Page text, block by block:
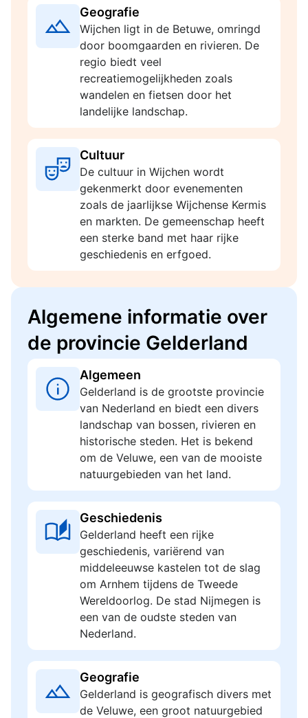
Geografie
Wijchen ligt in de Betuwe, omringd
door boomgaarden en rivieren. De
regio biedt veel
recreatiemogelijkheden zoals
wandelen en fietsen door het
landelijke landschap.
Cultuur
De cultuur in Wijchen wordt
gekenmerkt door evenementen
zoals de jaarlijkse Wijchense Kermis
en markten. De gemeenschap heeft
een sterke band met haar rijke
geschiedenis en erfgoed.
Algemene informatie over
de provincie Gelderland
Algemeen
Gelderland is de grootste provincie
van Nederland en biedt een divers
landschap van bossen, rivieren en
historische steden. Het is bekend
om de Veluwe, een van de mooiste
natuurgebieden van het land.
Geschiedenis
Gelderland heeft een rijke
geschiedenis, variërend van
middeleeuwse kastelen tot de slag
om Arnhem tijdens de Tweede
Wereldoorlog. De stad Nijmegen is
een van de oudste steden van
Nederland.
Geografie
Gelderland is geografisch divers met
de Veluwe, een groot natuurgebied